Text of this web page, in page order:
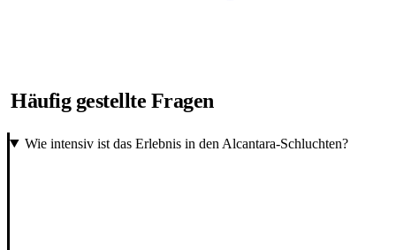
Häufig gestellte Fragen
Wie intensiv ist das Erlebnis in den Alcantara-Schluchten?